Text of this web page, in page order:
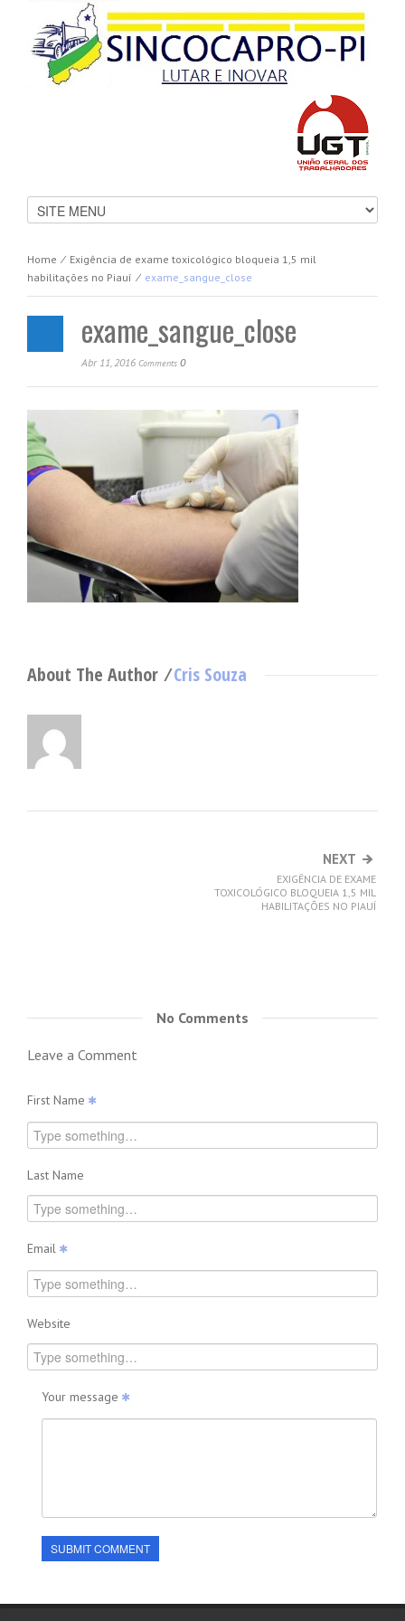
Home ⁄ Exigência de exame toxicológico bloqueia 1,5 mil
habilitações no Piauí ⁄ exame_sangue_close
exame_sangue_close
Abr 11, 2016 Comments 0
About The Author ⁄Cris Souza
NEXT
EXIGÊNCIA DE EXAME
TOXICOLÓGICO BLOQUEIA 1,5 MIL
HABILITAÇÕES NO PIAUÍ
No Comments
Leave a Comment
First Name
Last Name
Email
Website
Your message
SUBMIT COMMENT